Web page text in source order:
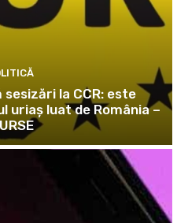
sesizări la CCR: este
luat de România –